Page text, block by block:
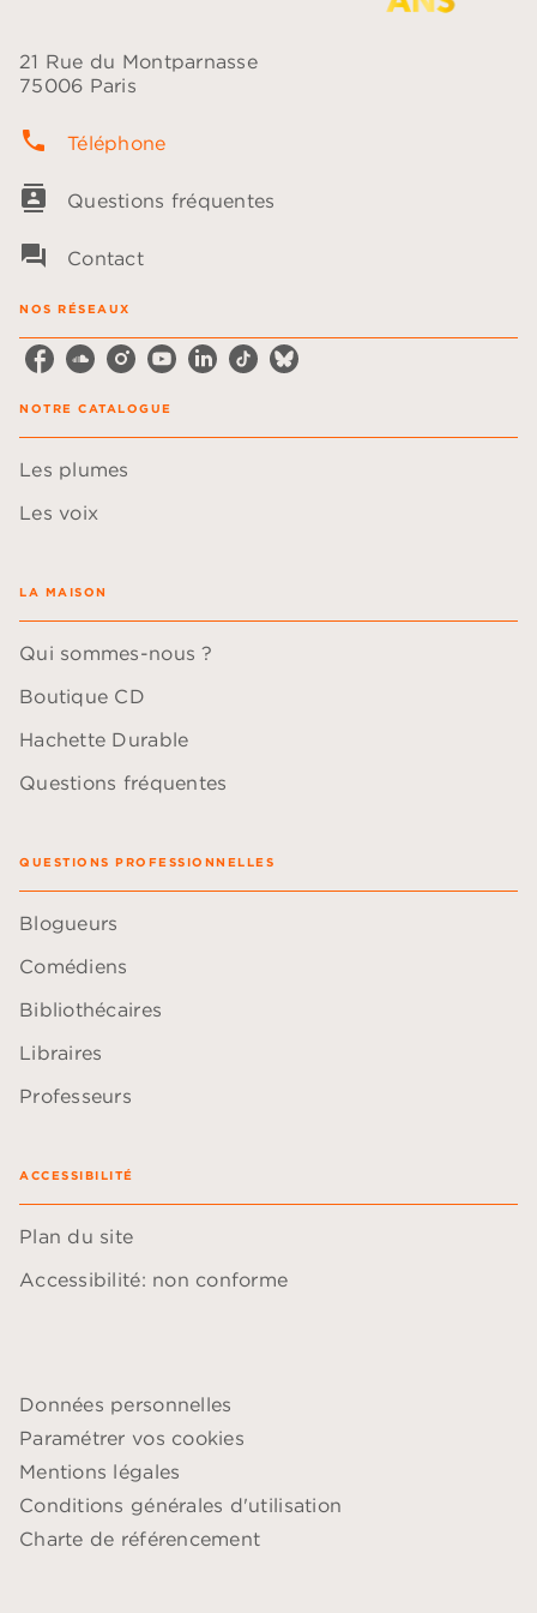
21 Rue du Montparnasse
75006 Paris
phone Téléphone
contacts Questions fréquentes
question_answer Contact
NOS RÉSEAUX
NOTRE CATALOGUE
Les plumes
Les voix
LA MAISON
Qui sommes-nous ?
Boutique CD
Hachette Durable
Questions fréquentes
QUESTIONS PROFESSIONNELLES
Blogueurs
Comédiens
Bibliothécaires
Libraires
Professeurs
ACCESSIBILITÉ
Plan du site
Accessibilité: non conforme
Données personnelles
Paramétrer vos cookies
Mentions légales
Conditions générales d'utilisation
Charte de référencement